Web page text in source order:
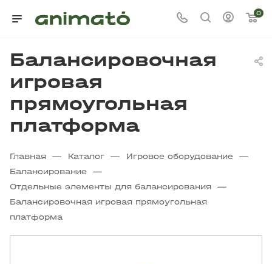
0
Балансировочная
игровая
прямоугольная
платформа
Главная — Каталог — Игровое оборудование —
Балансирование —
Отдельные элементы для балансирования —
Балансировочная игровая прямоугольная
платформа